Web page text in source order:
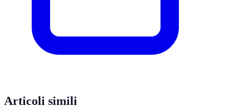
Articoli simili